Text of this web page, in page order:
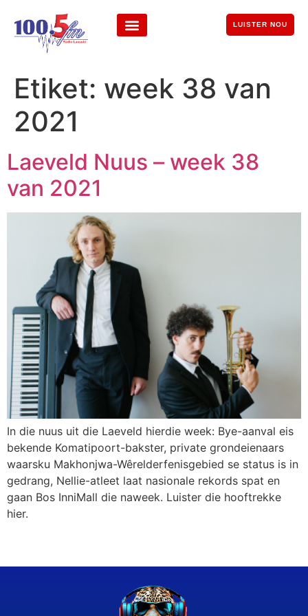
LUISTER NOU
Etiket: week 38 van
2021
Laeveld Nuus – week 38
van 2021
In die nuus uit die Laeveld hierdie week: Bye-aanval eis
bekende Komatipoort-bakster, private grondeienaars
waarsku Makhonjwa-Wêrelderfenisgebied se status is in
gedrang, Nellie-atleet laat nasionale rekords spat en
gaan Bos InniMall die naweek. Luister die hooftrekke
hier.